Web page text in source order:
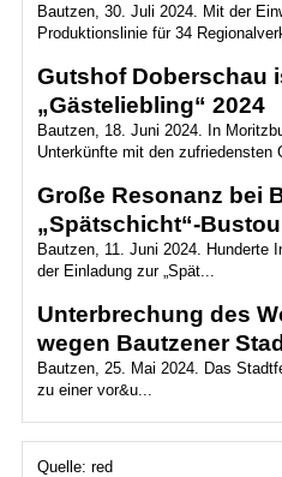
Bautzen, 30. Juli 2024. Mit der
Produktionslinie für 34
Gutshof Doberschau
„Gästeliebling“ 2024
Bautzen, 18. Juni 2024. In
Unterkünfte mit den zufriedensten
Große Resonanz bei
„Spätschicht“-
Bautzen, 11. Juni 2024. Hunderte
der Einladung zur „Spät...
Unterbrechung des
wegen Bautzener
Bautzen, 25. Mai 2024. Das
zu einer vor&u...
Quelle: red